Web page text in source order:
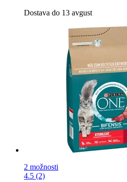
Dostava do 13 avgust
2 možnosti
4.5 (2)